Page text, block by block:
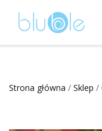
Strona główna / Sklep /